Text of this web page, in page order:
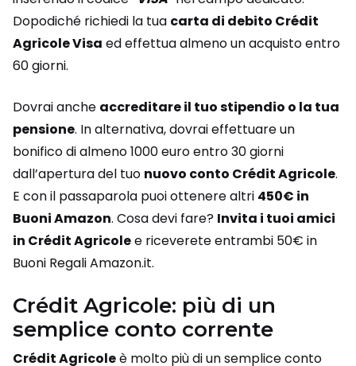
Dopodiché richiedi la tua carta di debito Crédit
Agricole Visa ed effettua almeno un acquisto entro
60 giorni.
Dovrai anche accreditare il tuo stipendio o la tua
pensione. In alternativa, dovrai effettuare un
bonifico di almeno 1000 euro entro 30 giorni
dall’apertura del tuo nuovo conto Crédit Agricole.
E con il passaparola puoi ottenere altri 450€ in
Buoni Amazon. Cosa devi fare? Invita i tuoi amici
in Crédit Agricolee riceverete entrambi 50€ in
Buoni Regali Amazon.it.
Crédit Agricole: più di un
semplice conto corrente
Crédit Agricoleè molto più di un semplice conto